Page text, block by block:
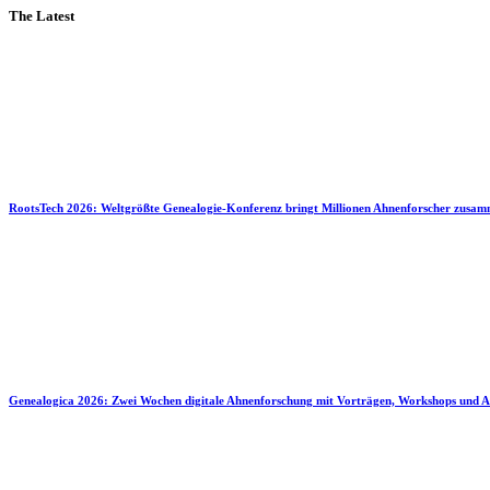
The Latest
RootsTech 2026: Weltgrößte Genealogie-Konferenz bringt Millionen Ahnenforscher
Genealogica 2026: Zwei Wochen digitale Ahnenforschung mit Vorträgen, Workshops und